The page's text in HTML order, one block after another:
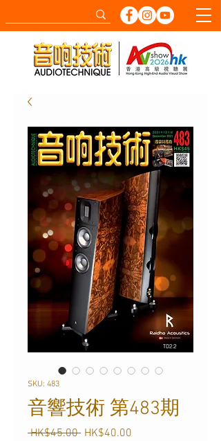
SKU: 483
音響技術 第483期
HK$45.00 Regular
HK$40.00